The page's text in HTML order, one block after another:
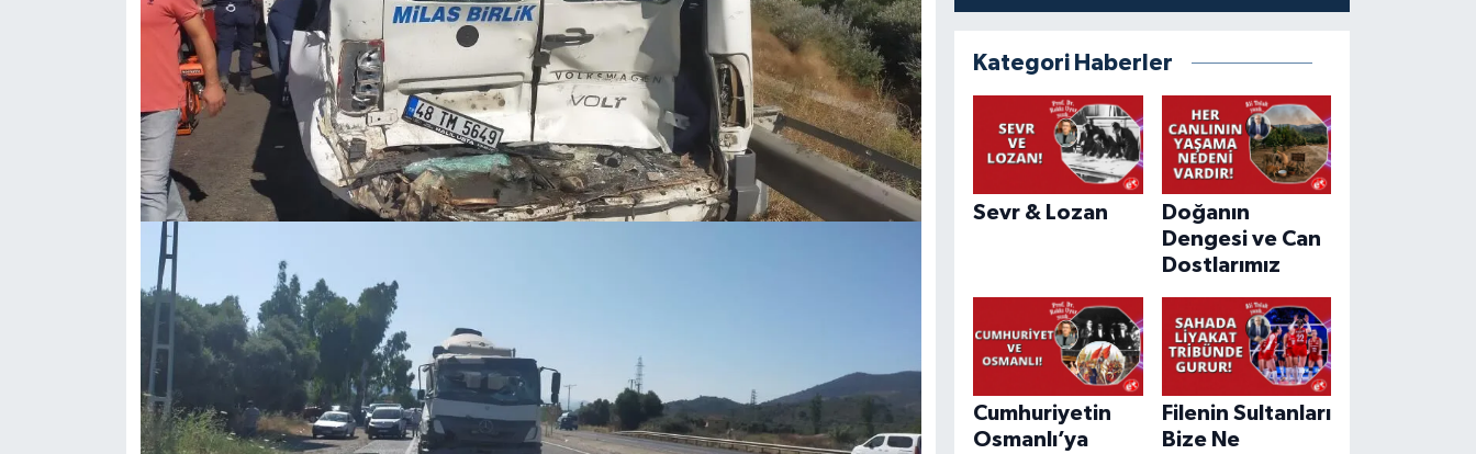
Kategori Haberler
Sevr & Lozan
Doğanın
Dengesi ve Can
Dostlarımız
Cumhuriyetin
Osmanlı’ya
Filenin Sultanları
Bize Ne